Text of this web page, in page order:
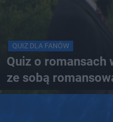
QUIZ DLA FANÓW
Quiz o romansach
ze sobą